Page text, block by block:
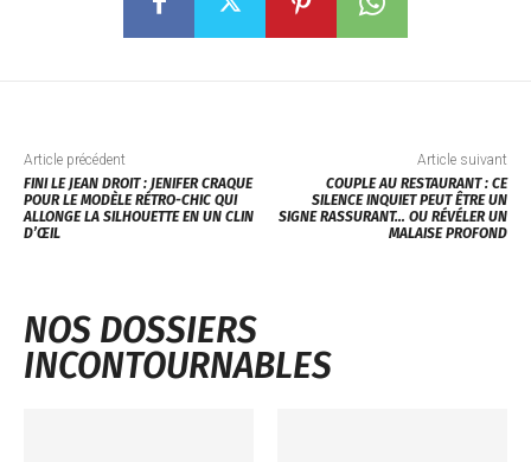
Article précédent
FINI LE JEAN DROIT : JENIFER CRAQUE
POUR LE MODÈLE RÉTRO-CHIC QUI
ALLONGE LA SILHOUETTE EN UN CLIN
D’ŒIL
Article suivant
COUPLE AU RESTAURANT : CE
SILENCE INQUIET PEUT ÊTRE UN
SIGNE RASSURANT… OU RÉVÉLER UN
MALAISE PROFOND
NOS DOSSIERS
INCONTOURNABLES